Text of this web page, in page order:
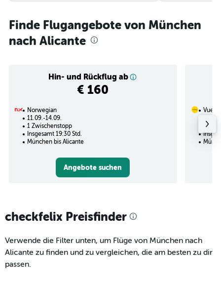
Finde Flugangebote von München
nach Alicante
Hin- und Rückflug ab
€ 160
Norwegian
11.09.-14.09.
1 Zwischenstopp
Insgesamt 19:30 Std.
München bis Alicante
Angebote suchen
1
checkfelix Preisfinder
Verwende die Filter unten, um Flüge von München nach
Alicante zu finden und zu vergleichen, die am besten zu dir
passen.